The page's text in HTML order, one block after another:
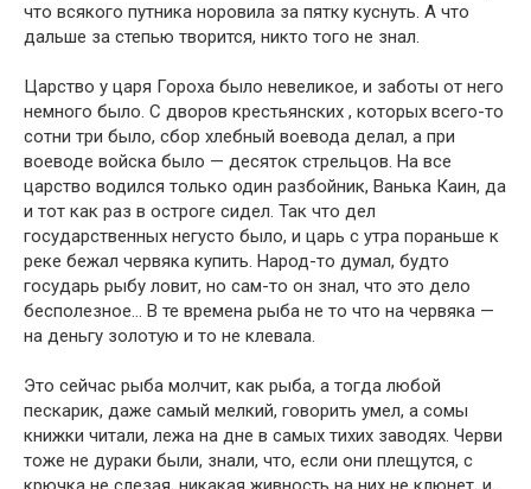
что всякого путника норовила за пятку куснуть. А что
дальше за степью творится, никто того не знал.
Царство у царя Гороха было невеликое, и заботы от него
немного было. С дворов крестьянских , которых всего-то
сотни три было, сбор хлебный воевода делал, а при
воеводе войска было — десяток стрельцов. На все
царство водился только один разбойник, Ванька Каин, да
и тот как раз в остроге сидел. Так что дел
государственных негусто было, и царь с утра пораньше к
реке бежал червяка купить. Народ-то думал, будто
государь рыбу ловит, но сам-то он знал, что это дело
бесполезное… В те времена рыба не то что на червяка —
на деньгу золотую и то не клевала.
Это сейчас рыба молчит, как рыба, а тогда любой
пескарик, даже самый мелкий, говорить умел, а сомы
книжки читали, лежа на дне в самых тихих заводях. Черви
тоже не дураки были, знали, что, если они плещутся, с